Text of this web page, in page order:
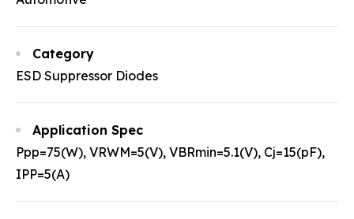
電晶體
金氧半導體場效電晶體
齊納二極體
橋式整流器
Category
ESD Suppressor Diodes
Application Spec
Ppp=75(W), VRWM=5(V), VBRmin=5.1(V), Cj=15(pF),
IPP=5(A)